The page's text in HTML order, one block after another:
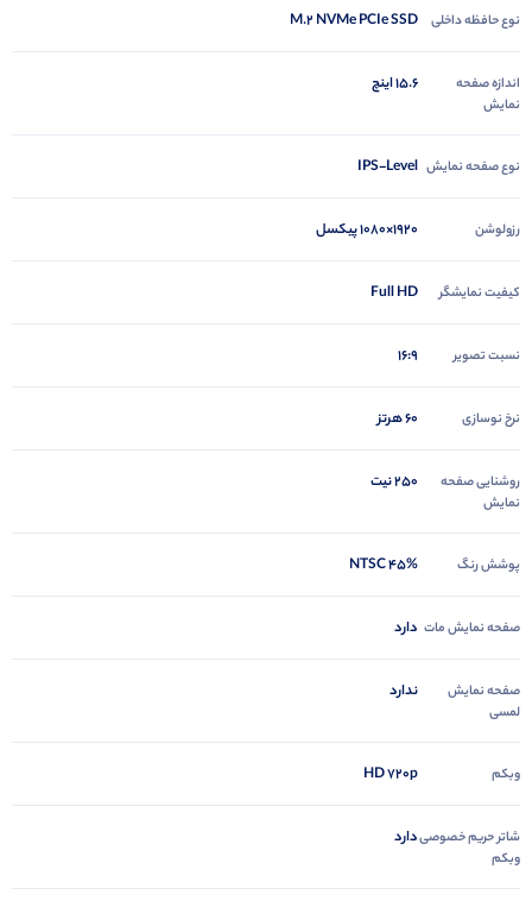
نوع حافظه داخلی M.2 NVMe PCIe SSD
اندازه صفحه
نمایش
15.6 اینچ
نوع صفحه نمایش IPS-Level
رزولوشن 1920×1080 پیکسل
کیفیت نمایشگر Full HD
نسبت تصویر 16:9
نرخ نوسازی 60 هرتز
روشنایی صفحه
نمایش
250 نیت
پوشش رنگ 45% NTSC
صفحه نمایش مات دارد
صفحه نمایش
لمسی
ندارد
وبکم HD 720p
شاتر حریم خصوصی
وبکم
دارد